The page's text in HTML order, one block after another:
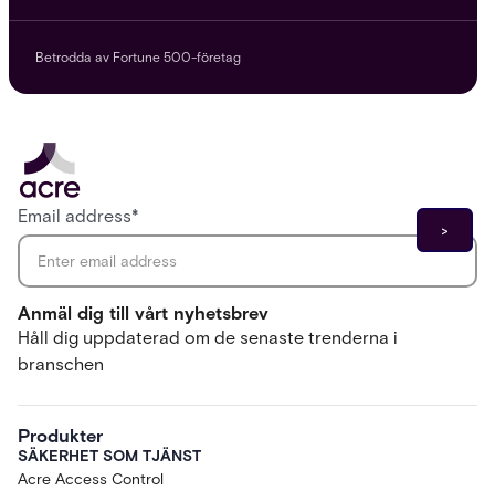
Betrodda av Fortune 500-företag
Anmäl dig till vårt nyhetsbrev
Håll dig uppdaterad om de senaste trenderna i
branschen
Email address*
Produkter
SÄKERHET SOM TJÄNST
Acre Access Control